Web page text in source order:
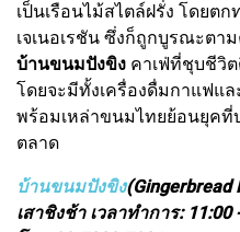
เป็นเรือนไม้สไตล์ฝรั่ง โดยต
เจเนอเรชัน ซึ่งก็ถูกบูรณะตา
บ้านขนมปังขิง คาเฟ่ที่ชุบชีวิ
โดยจะมีทั้งเครื่องดื่มกาแฟแ
พร้อมเหล่าขนมไทยย้อนยุคที่
ตลาด
บ้านขนมปังขิง
เสาชิงช้า เวลาทำการ: